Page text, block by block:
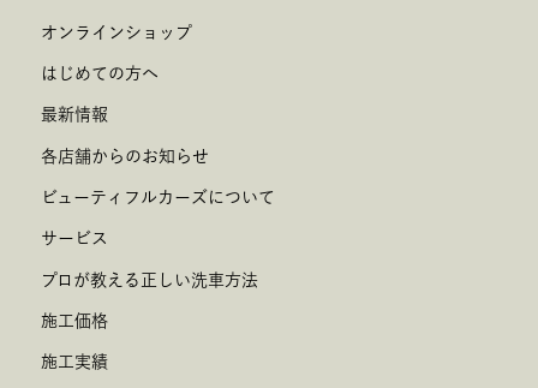
オンラインショップ
はじめての方へ
最新情報
各店舗からのお知らせ
ビューティフルカーズについて
サービス
プロが教える正しい洗車方法
施工価格
施工実績